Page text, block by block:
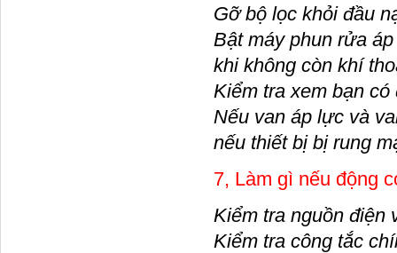
Gỡ bộ lọc khỏi đầu
Bật máy phun rửa
khi không còn khí
Kiểm tra xem bạn
Nếu van áp lực và
nếu thiết bị bị rung
7, Làm gì nếu động
Kiểm tra nguồn điện
Kiểm tra công tắc